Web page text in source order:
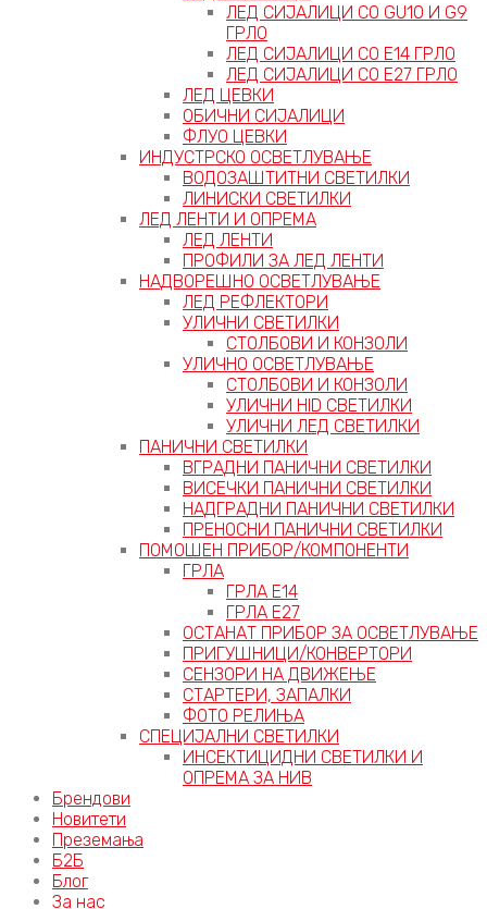
ЛЕД СИЈАЛИЦИ СО GU10 И G9
ГРЛО
ЛЕД СИЈАЛИЦИ СО Е14 ГРЛО
ЛЕД СИЈАЛИЦИ СО Е27 ГРЛО
ЛЕД ЦЕВКИ
ОБИЧНИ СИЈАЛИЦИ
ФЛУО ЦЕВКИ
ИНДУСТРСКО ОСВЕТЛУВАЊЕ
ВОДОЗАШТИТНИ СВЕТИЛКИ
ЛИНИСКИ СВЕТИЛКИ
ЛЕД ЛЕНТИ И ОПРЕМА
ЛЕД ЛЕНТИ
ПРОФИЛИ ЗА ЛЕД ЛЕНТИ
НАДВОРЕШНО ОСВЕТЛУВАЊЕ
ЛЕД РЕФЛЕКТОРИ
УЛИЧНИ СВЕТИЛКИ
СТОЛБОВИ И КОНЗОЛИ
УЛИЧНО ОСВЕТЛУВАЊЕ
СТОЛБОВИ И КОНЗОЛИ
УЛИЧНИ HID СВЕТИЛКИ
УЛИЧНИ ЛЕД СВЕТИЛКИ
ПАНИЧНИ СВЕТИЛКИ
ВГРАДНИ ПАНИЧНИ СВЕТИЛКИ
ВИСЕЧКИ ПАНИЧНИ СВЕТИЛКИ
НАДГРАДНИ ПАНИЧНИ СВЕТИЛКИ
ПРЕНОСНИ ПАНИЧНИ СВЕТИЛКИ
ПОМОШЕН ПРИБОР/КОМПОНЕНТИ
ГРЛА
ГРЛА Е14
ГРЛА Е27
ОСТАНАТ ПРИБОР ЗА ОСВЕТЛУВАЊЕ
ПРИГУШНИЦИ/КОНВЕРТОРИ
СЕНЗОРИ НА ДВИЖЕЊЕ
СТАРТЕРИ, ЗАПАЛКИ
ФОТО РЕЛИЊА
СПЕЦИЈАЛНИ СВЕТИЛКИ
ИНСЕКТИЦИДНИ СВЕТИЛКИ И
ОПРЕМА ЗА НИВ
Брендови
Новитети
Преземања
Б2Б
Блог
За нас